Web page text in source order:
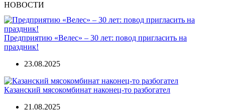
НОВОСТИ
Предприятию «Велес» – 30 лет: повод пригласить на
праздник!
23.08.2025
Казанский мясокомбинат наконец-то разбогател
21.08.2025